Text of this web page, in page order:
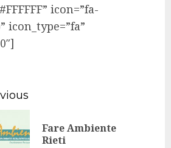
icon=”fa-
icon_type=”fa”
Fare Ambiente
Rieti